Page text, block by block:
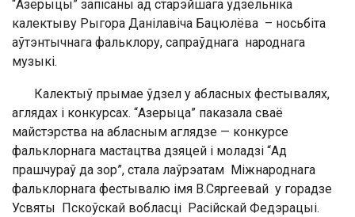
“Азерыцы” запісаны ад старэйшага ўдзельніка
калектыву Рыгора Данілавіча Бацюлёва – носьбіта
аўтэнтычнага фальклору, сапраўднага народнага
музыкі.
Калектыў прымае ўдзел у абласных фестывалях,
аглядах і конкурсах. “Азерыца” паказала сваё
майстэрства на абласным аглядзе — конкурсе
фальклорнага мастацтва дзяцей і моладзі “Ад
прашчураў да зор”, стала лаўрэатам Міжнароднага
фальклорнага фестывалю імя В.Сяргеевай у горадзе
Усвяты Пскоўскай вобласці Расійскай Федэрацыі.